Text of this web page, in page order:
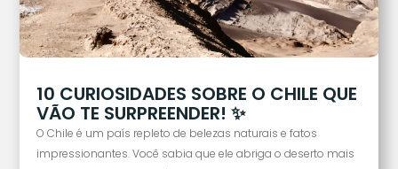
10 CURIOSIDADES SOBRE O CHILE QUE
VÃO TE SURPREENDER! ✨
O Chile é um país repleto de belezas naturais e fatos
impressionantes. Você sabia que ele abriga o deserto mais